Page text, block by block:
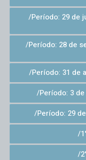
/Período: 29 de
/Período: 28 de
/Período: 31 de
/Período: 3
/Período: 29
/
/